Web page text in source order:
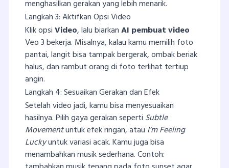
menghasilkan gerakan yang lebih menarik.
Langkah 3: Aktifkan Opsi Video
Klik opsiVideo, lalu biarkanAI pembuat video
Veo 3 bekerja. Misalnya, kalau kamu memilih foto
pantai, langit bisa tampak bergerak, ombak beriak
halus, dan rambut orang di foto terlihat tertiup
angin.
Langkah 4: Sesuaikan Gerakan dan Efek
Setelah video jadi, kamu bisa menyesuaikan
hasilnya. Pilih gaya gerakan seperti Subtle
Movementuntuk efek ringan, atau I’m Feeling
Luckyuntuk variasi acak. Kamu juga bisa
menambahkan musik sederhana. Contoh: